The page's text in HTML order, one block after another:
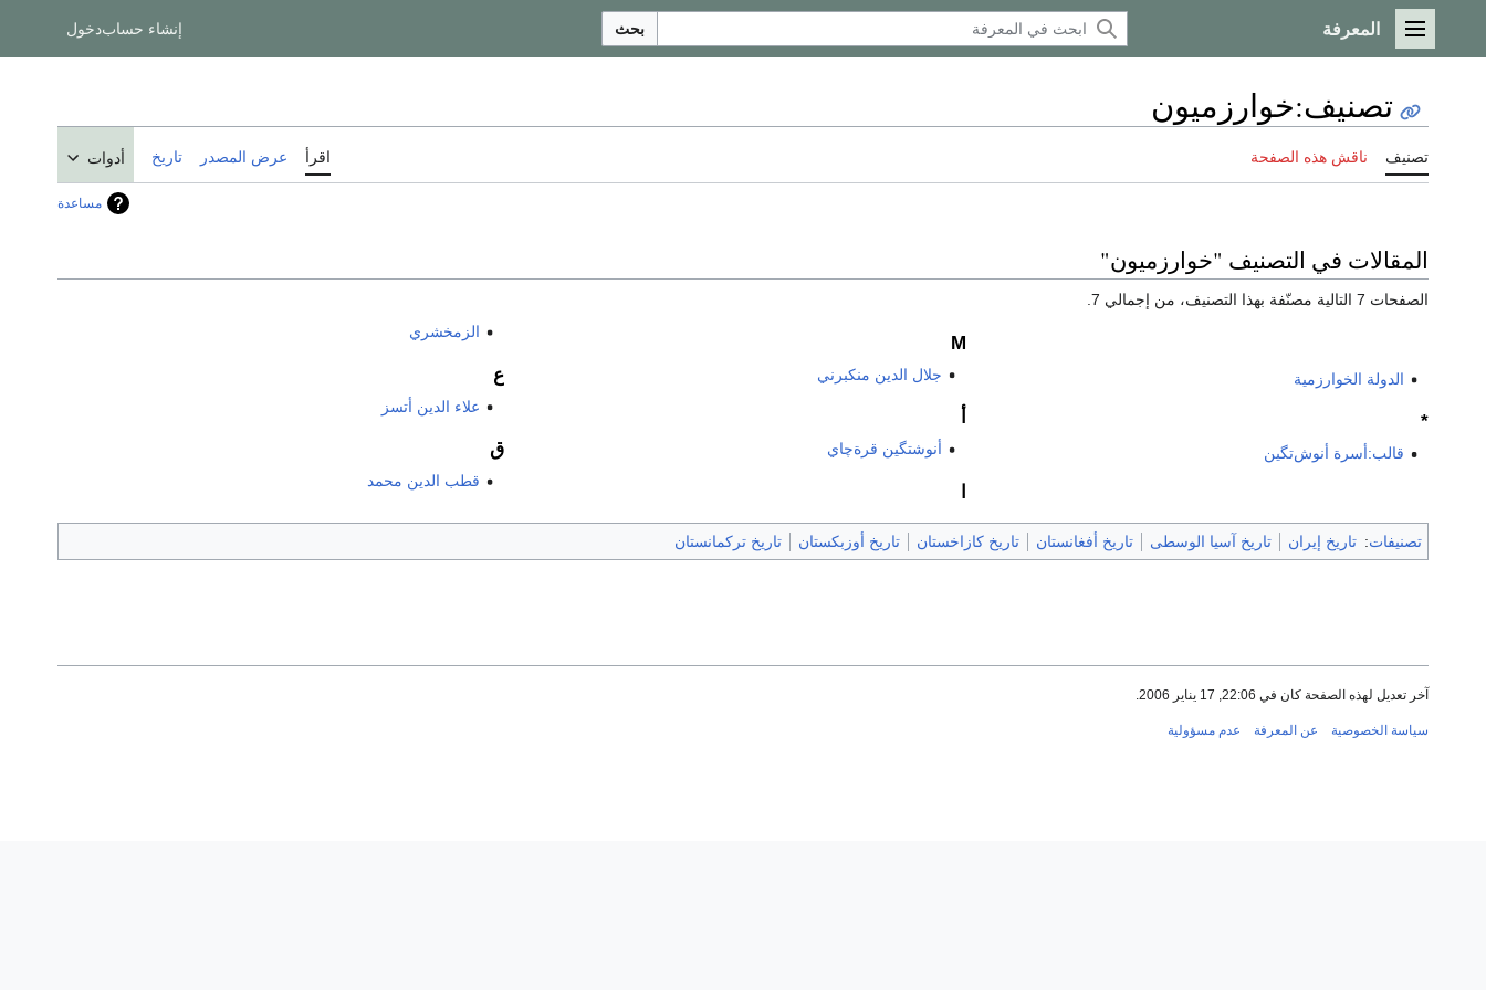
القائمة الرئيسية
المعرفة بحث إنشاء حسابدخول
تصنيف:خوارزميون
تصنيف ناقش هذه الصفحة اقرأ عرض المصدر تاريخ أدوات
مساعدة
المقالات في التصنيف "خوارزميون"
الصفحات 7 التالية مصنّفة بهذا التصنيف، من إجمالي 7.
الدولة الخوارزمية
*
قالب:أسرة أنوش‌تگين
M
جلال الدين منكبرني
أنوشتگين قرةچاي
الزمخشري
ع
علاء الدين أتسز
ق
قطب الدين محمد
تصنيفات: تاريخ إيران تاريخ آسيا الوسطى تاريخ أفغانستان تاريخ كازاخستان تاريخ أوزبكستان تاريخ تركمانستان
آخر تعديل لهذه الصفحة كان في 22:06, 17 يناير 2006.
سياسة الخصوصية عن المعرفة عدم مسؤولية